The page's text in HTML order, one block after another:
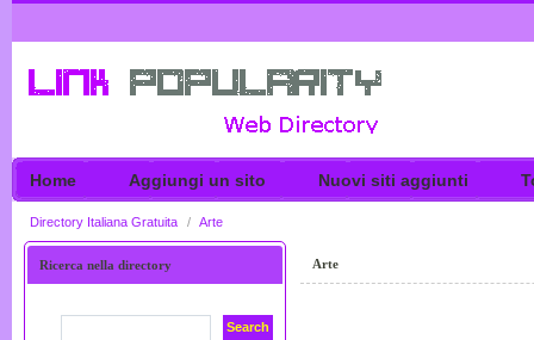
Home Aggiungi un sito Nuovi siti aggiunti
Directory Italiana Gratuita / Arte
Ricerca nella directory
Search
Arte